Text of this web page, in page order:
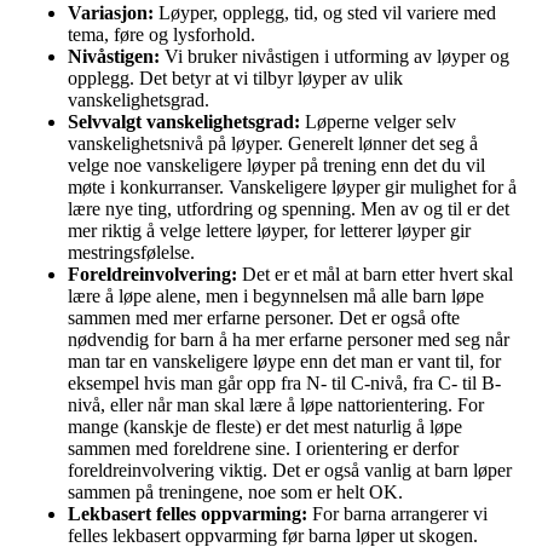
Variasjon: Løyper, opplegg, tid, og sted vil variere med
tema, føre og lysforhold.
Nivåstigen: Vi bruker nivåstigen i utforming av løyper og
opplegg. Det betyr at vi tilbyr løyper av ulik
vanskelighetsgrad.
Selvvalgt vanskelighetsgrad: Løperne velger selv
vanskelighetsnivå på løyper. Generelt lønner det seg å
velge noe vanskeligere løyper på trening enn det du vil
møte i konkurranser. Vanskeligere løyper gir mulighet for å
lære nye ting, utfordring og spenning. Men av og til er det
mer riktig å velge lettere løyper, for letterer løyper gir
mestringsfølelse.
Foreldreinvolvering: Det er et mål at barn etter hvert skal
lære å løpe alene, men i begynnelsen må alle barn løpe
sammen med mer erfarne personer. Det er også ofte
nødvendig for barn å ha mer erfarne personer med seg når
man tar en vanskeligere løype enn det man er vant til, for
eksempel hvis man går opp fra N- til C-nivå, fra C- til B-
nivå, eller når man skal lære å løpe nattorientering. For
mange (kanskje de fleste) er det mest naturlig å løpe
sammen med foreldrene sine. I orientering er derfor
foreldreinvolvering viktig. Det er også vanlig at barn løper
sammen på treningene, noe som er helt OK.
Lekbasert felles oppvarming: For barna arrangerer vi
felles lekbasert oppvarming før barna løper ut skogen.